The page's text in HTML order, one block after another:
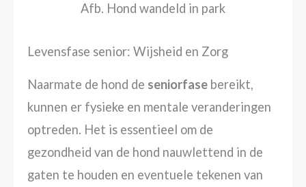
Afb. Hond wandeld in park
Levensfase senior: Wijsheid en Zorg
Naarmate de hond de seniorfase bereikt,
kunnen er fysieke en mentale veranderingen
optreden. Het is essentieel om de
gezondheid van de hond nauwlettend in de
gaten te houden en eventuele tekenen van